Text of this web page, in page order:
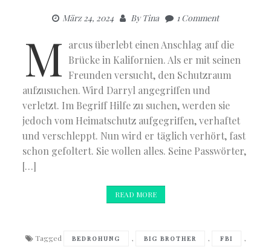
März 24, 2024 ByTina 1 Comment
M arcus überlebt einen Anschlag auf die
Brücke in Kalifornien. Als er mit seinen
Freunden versucht, den Schutzraum
aufzusuchen. Wird Darryl angegriffen und
verletzt. Im Begriff Hilfe zu suchen, werden sie
jedoch vom Heimatschutz aufgegriffen, verhaftet
und verschleppt. Nun wird er täglich verhört, fast
schon gefoltert. Sie wollen alles. Seine Passwörter,
[…]
READ MORE
Tagged BEDROHUNG , BIG BROTHER , FBI ,